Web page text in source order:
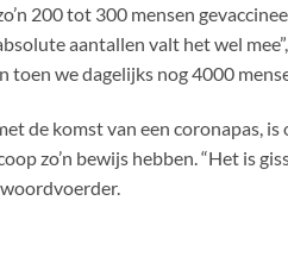
200 tot 300 mensen
aantallen valt het wel
we dagelijks nog 4000
de komst van een coronapas,
zo’n bewijs hebben. “Het is
woordvoerder.